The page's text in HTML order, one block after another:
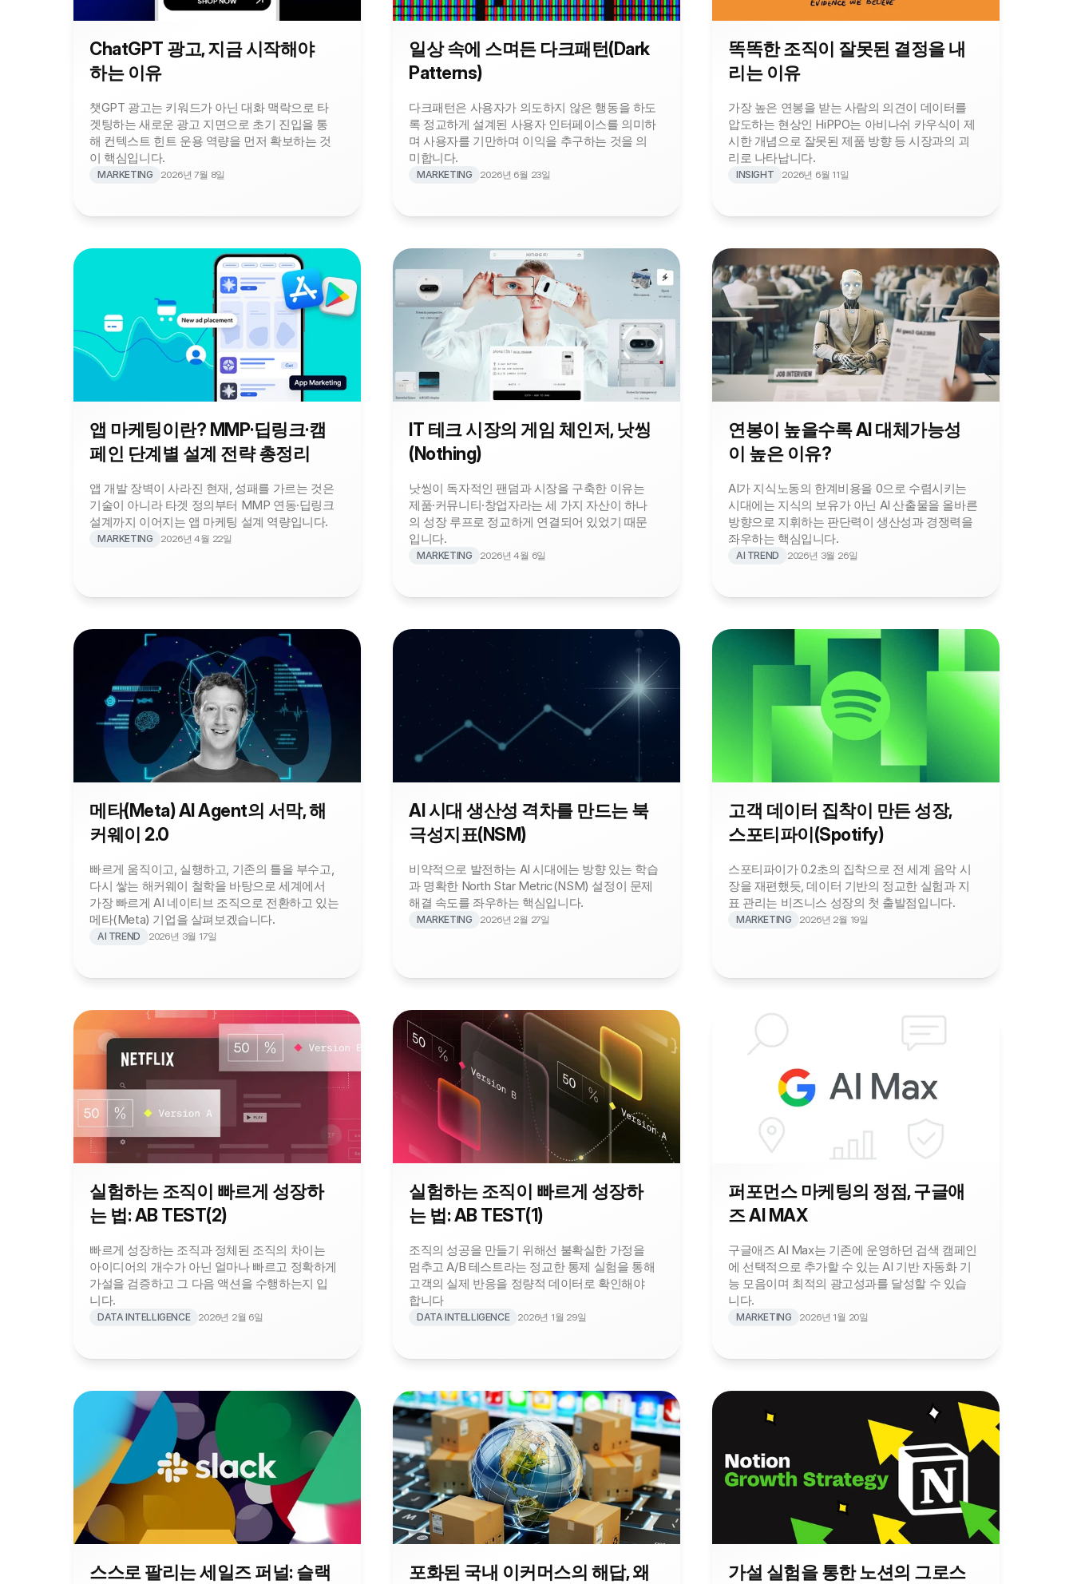
ChatGPT 광고, 지금 시작해야
하는 이유
챗GPT 광고는 키워드가 아닌 대화 맥락으로 타
겟팅하는 새로운 광고 지면으로 초기 진입을 통
해 컨텍스트 힌트 운용 역량을 먼저 확보하는 것
이 핵심입니다.
MARKETING 2026년 7월 8일
일상 속에 스며든 다크패턴(Dark
Patterns)
다크패턴은 사용자가 의도하지 않은 행동을 하도
록 정교하게 설계된 사용자 인터페이스를 의미하
며 사용자를 기만하며 이익을 추구하는 것을 의
미합니다.
MARKETING 2026년 6월 23일
똑똑한 조직이 잘못된 결정을 내
리는 이유
가장 높은 연봉을 받는 사람의 의견이 데이터를
압도하는 현상인 HiPPO는 아비나쉬 카우식이 제
시한 개념으로 잘못된 제품 방향 등 시장과의 괴
리로 나타납니다.
INSIGHT 2026년 6월 11일
앱 마케팅이란? MMP·딥링크·캠
페인 단계별 설계 전략 총정리
앱 개발 장벽이 사라진 현재, 성패를 가르는 것은
기술이 아니라 타겟 정의부터 MMP 연동·딥링크
설계까지 이어지는 앱 마케팅 설계 역량입니다.
MARKETING 2026년 4월 22일
IT 테크 시장의 게임 체인저, 낫씽
(Nothing)
낫씽이 독자적인 팬덤과 시장을 구축한 이유는
제품·커뮤니티·창업자라는 세 가지 자산이 하나
의 성장 루프로 정교하게 연결되어 있었기 때문
입니다.
MARKETING 2026년 4월 6일
연봉이 높을수록 AI 대체가능성
이 높은 이유?
AI가 지식노동의 한계비용을 0으로 수렴시키는
시대에는 지식의 보유가 아닌 AI 산출물을 올바른
방향으로 지휘하는 판단력이 생산성과 경쟁력을
좌우하는 핵심입니다.
AI TREND 2026년 3월 26일
메타(Meta) AI Agent의 서막, 해
커웨이 2.0
빠르게 움직이고, 실행하고, 기존의 틀을 부수고,
다시 쌓는 해커웨이 철학을 바탕으로 세계에서
가장 빠르게 AI 네이티브 조직으로 전환하고 있는
메타(Meta) 기업을 살펴보겠습니다.
AI TREND 2026년 3월 17일
AI 시대 생산성 격차를 만드는 북
극성지표(NSM)
비약적으로 발전하는 AI 시대에는 방향 있는 학습
과 명확한 North Star Metric(NSM) 설정이 문제
해결 속도를 좌우하는 핵심입니다.
MARKETING 2026년 2월 27일
고객 데이터 집착이 만든 성장,
스포티파이(Spotify)
스포티파이가 0.2초의 집착으로 전 세계 음악 시
장을 재편했듯, 데이터 기반의 정교한 실험과 지
표 관리는 비즈니스 성장의 첫 출발점입니다.
MARKETING 2026년 2월 19일
실험하는 조직이 빠르게 성장하
는 법: AB TEST(2)
빠르게 성장하는 조직과 정체된 조직의 차이는
아이디어의 개수가 아닌 얼마나 빠르고 정확하게
가설을 검증하고 그 다음 액션을 수행하는지 입
니다.
DATA INTELLIGENCE 2026년 2월 6일
실험하는 조직이 빠르게 성장하
는 법: AB TEST(1)
조직의 성공을 만들기 위해선 불확실한 가정을
멈추고 A/B 테스트라는 정교한 통제 실험을 통해
고객의 실제 반응을 정량적 데이터로 확인해야
합니다
DATA INTELLIGENCE 2026년 1월 29일
퍼포먼스 마케팅의 정점, 구글애
즈 AI MAX
구글애즈 AI Max는 기존에 운영하던 검색 캠페인
에 선택적으로 추가할 수 있는 AI 기반 자동화 기
능 모음이며 최적의 광고성과를 달성할 수 있습
니다.
MARKETING 2026년 1월 20일
스스로 팔리는 세일즈 퍼널: 슬랙
포화된 국내 이커머스의 해답, 왜
가설 실험을 통한 노션의 그로스